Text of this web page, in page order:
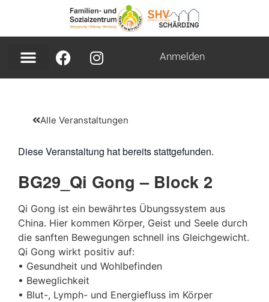
Anmelden
Alle Veranstaltungen
Diese Veranstaltung hat bereits stattgefunden.
BG29_Qi Gong – Block 2
Qi Gong ist ein bewährtes Übungssystem aus
China. Hier kommen Körper, Geist und Seele durch
die sanften Bewegungen schnell ins Gleichgewicht.
Qi Gong wirkt positiv auf:
• Gesundheit und Wohlbefinden
• Beweglichkeit
• Blut-, Lymph- und Energiefluss im Körper